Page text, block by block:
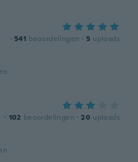
· 541 beoordelingen · 5 uploads
· 102 beoordelingen · 20 uploads